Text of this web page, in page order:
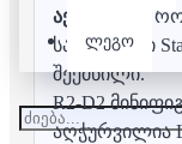
ლეგო
აქსესუარი
,
საყვარელი
შექმნილი.
R2-D2
აღჭურვილია